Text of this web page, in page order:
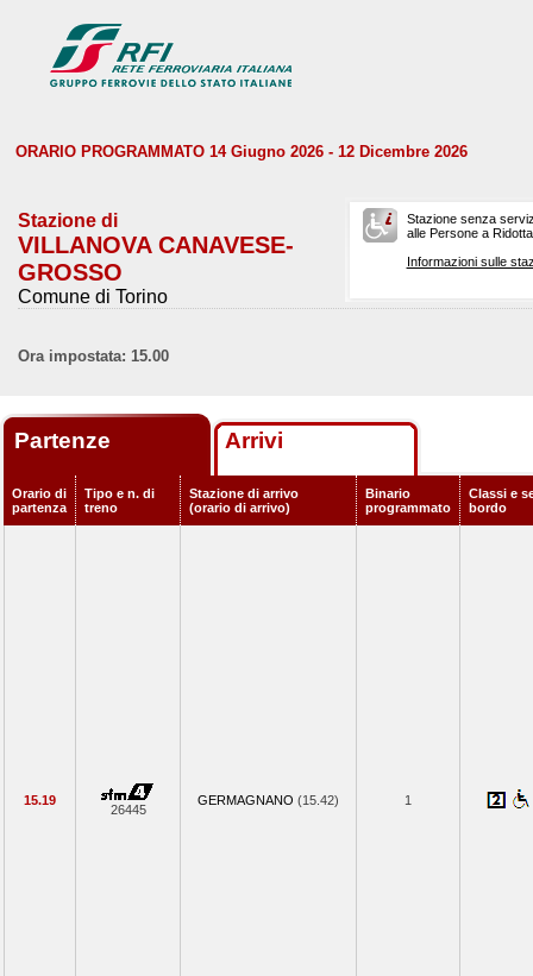
ORARIO PROGRAMMATO 14 Giugno 2026 - 12 Dicembre 2026
Stazione di
VILLANOVA CANAVESE-
GROSSO
Comune di Torino
Stazione senza
alle Persone a
Informazioni sulle
Ora impostata: 15.00
Partenze Arrivi
Orario di
partenza
Tipo e n. di
treno
Stazione di arrivo
(orario di arrivo)
Binario
programmato
Classi e
bordo
15.19
26445
GERMAGNANO (15.42) 1